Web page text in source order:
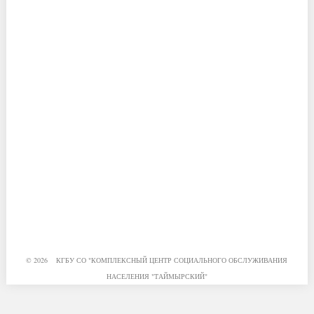
© 2026 КГБУ СО "КОМПЛЕКСНЫЙ ЦЕНТР СОЦИАЛЬНОГО ОБСЛУЖИВАНИЯ
НАСЕЛЕНИЯ "ТАЙМЫРСКИЙ"